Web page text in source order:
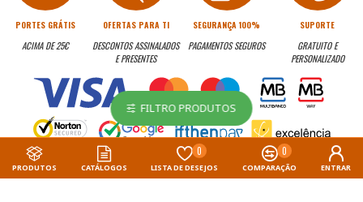
PORTES GRÁTIS
ACIMA DE 25€
OFERTAS PARA TI
DESCONTOS ASSINALADOS
E PRESENTES
SEGURANÇA 100%
PAGAMENTOS SEGUROS
SUPORTE
GRATUITO E
PERSONALIZADO
PRODUTOS CATÁLOGOS LISTA DE DESEJOS
0
COMPARAÇÃO
0
ENTRAR
FILTRO PRODUTOS